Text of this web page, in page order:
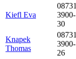
Kiefl Eva
08731
3900-
30
Knapek
Thomas
08731
3900-
26